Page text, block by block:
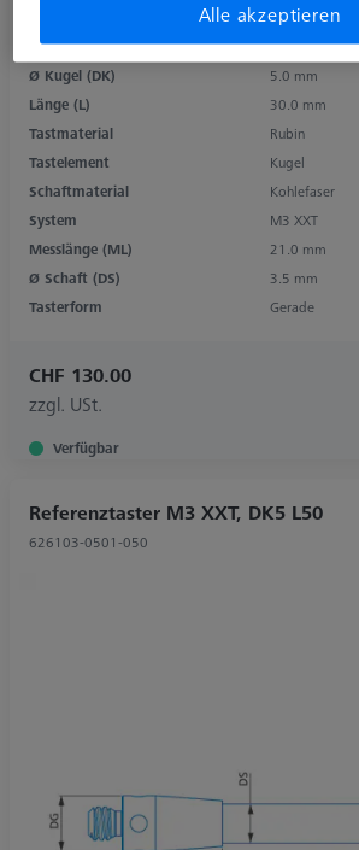
Produktart
Referenztaster
Ø Kugel (DK)
5.0 mm
Länge (L)
30.0 mm
Tastmaterial
Rubin
Tastelement
Kugel
Schaftmaterial
Kohlefaser
System
M3 XXT
Messlänge (ML)
21.0 mm
Ø Schaft (DS)
3.5 mm
Tasterform
Gerade
CHF 130.00
zzgl. USt.
Verfügbar
Referenztaster M3 XXT, DK5 L50
626103-0501-050
Alle akzeptieren